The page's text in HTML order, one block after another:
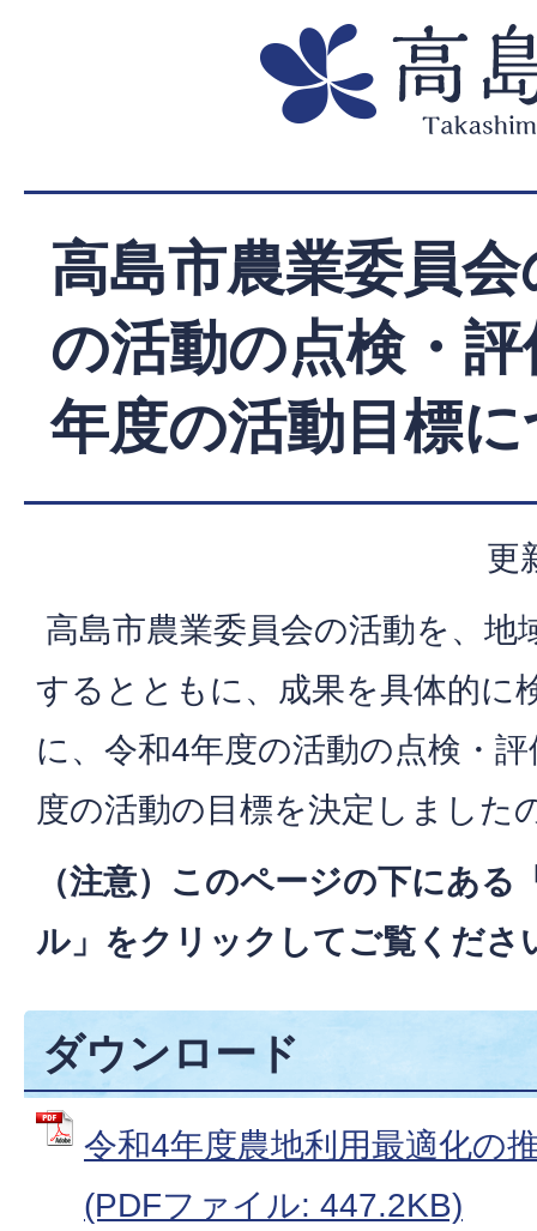
高島市農業委員
の活動の点検・
年度の活動目標
更
高島市農業委員会の活動を、地
するとともに、成果を具体的に
に、令和4年度の活動の点検・
度の活動の目標を決定しました
（注意）このページの下にあ
ル」をクリックしてご覧くださ
ダウンロード
令和4年度農地利用最適化の
(PDFファイル: 447.2KB)